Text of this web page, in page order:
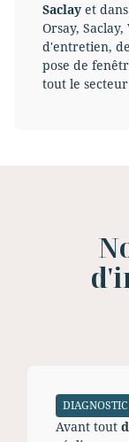
Saclay et
Orsay,
d'entretien,
pose de
tout le secteur
Avant tout